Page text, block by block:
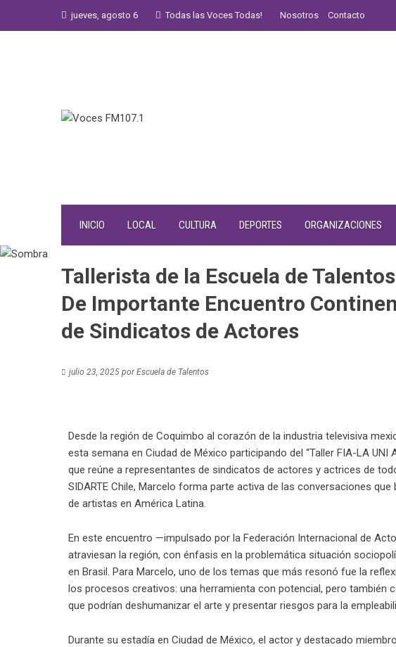
jueves, agosto 6 Todas las Voces Todas! Nosotros Contacto
INICIO LOCAL CULTURA DEPORTES ORGANIZACIONES
Tallerista de la Escuela de
De Importante Encuentro
de Sindicatos de Actores
julio 23, 2025 porEscuela de Talentos
Desde la región de Coquimbo al corazón de la industria televisiva
esta semana en Ciudad de México participando del “Taller FIA-LA
que reúne a representantes de sindicatos de actores y actrices de
SIDARTE Chile, Marcelo forma parte activa de las conversaciones
de artistas en América Latina.
En este encuentro —impulsado por la Federación Internacional de
atraviesan la región, con énfasis en la problemática situación
en Brasil. Para Marcelo, uno de los temas que más resonó fue la
los procesos creativos: una herramienta con potencial, pero también
que podrían deshumanizar el arte y presentar riesgos para la
Durante su estadía en Ciudad de México, el actor y destacado